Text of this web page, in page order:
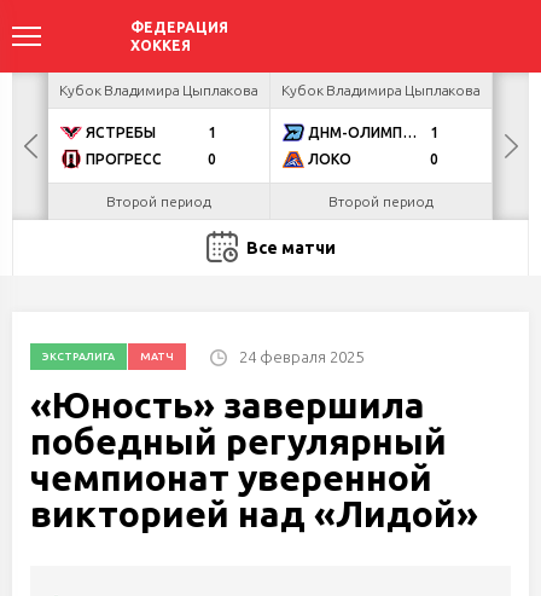
Кубок Владимира Цыплакова
ЯСТРЕБЫ
1
ПРОГРЕСС
0
Второй период
Кубок Владимира Цыплакова
ДНМ-ОЛИМПИК
1
ЛОКО
0
Второй период
Все матчи
ЭКСТРАЛИГА МАТЧ 24 февраля 2025
«Юность» завершила
победный регулярный
чемпионат уверенной
викторией над «Лидой»